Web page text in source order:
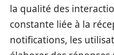
la qualité des
constante liée à la
notifications, les